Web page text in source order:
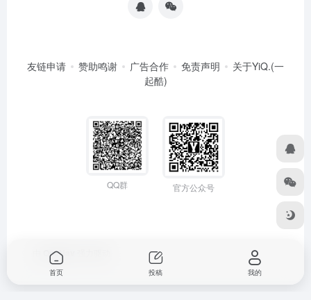
友链申请 赞助鸣谢 广告合作 免责声明
关于YiQ.(一
起酷)
QQ群 官方公众号
OneNav
首页 投稿 我的